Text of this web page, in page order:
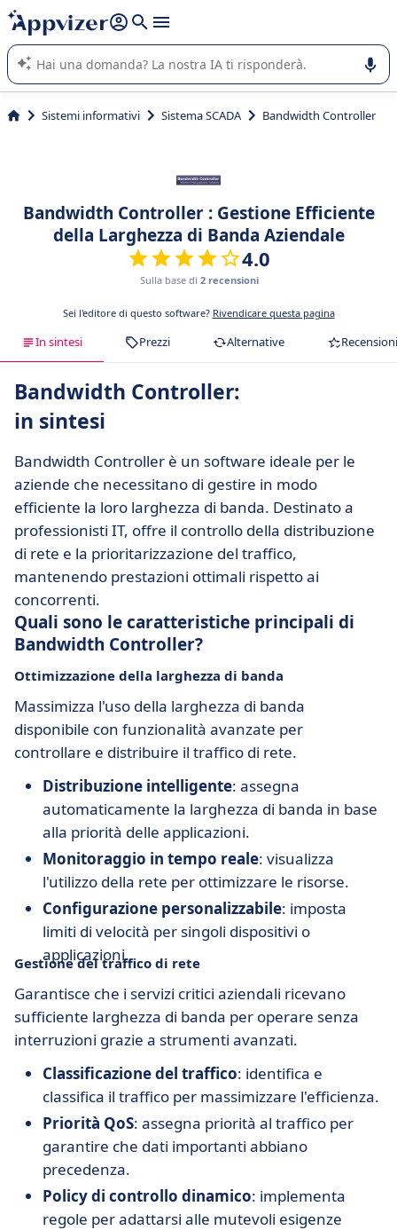
righe con
shift + enter
L'IA di Appvizer vi guida nell'utilizzo o nella scelta di un
software SaaS per la vostra azienda.
Sistemi informativi Sistema SCADA Bandwidth Controller
Bandwidth Controller : Gestione Efficiente
della Larghezza di Banda Aziendale
4.0
Sulla base di 2 recensioni
Sei l'editore di questo software? Rivendicare questa pagina
In sintesi Prezzi Alternative Recensioni
Bandwidth Controller:
in sintesi
Bandwidth Controller è un software ideale per le
aziende che necessitano di gestire in modo
efficiente la loro larghezza di banda. Destinato a
professionisti IT, offre il controllo della distribuzione
di rete e la prioritarizzazione del traffico,
mantenendo prestazioni ottimali rispetto ai
concorrenti.
Quali sono le caratteristiche principali di
Bandwidth Controller?
Ottimizzazione della larghezza di banda
Massimizza l'uso della larghezza di banda
disponibile con funzionalità avanzate per
controllare e distribuire il traffico di rete.
Distribuzione intelligente: assegna
automaticamente la larghezza di banda in base
alla priorità delle applicazioni.
Monitoraggio in tempo reale: visualizza
l'utilizzo della rete per ottimizzare le risorse.
Configurazione personalizzabile: imposta
limiti di velocità per singoli dispositivi o
applicazioni.
Gestione del traffico di rete
Garantisce che i servizi critici aziendali ricevano
sufficiente larghezza di banda per operare senza
interruzioni grazie a strumenti avanzati.
Classificazione del traffico: identifica e
classifica il traffico per massimizzare l'efficienza.
Priorità QoS: assegna priorità al traffico per
garantire che dati importanti abbiano
precedenza.
Policy di controllo dinamico: implementa
regole per adattarsi alle mutevoli esigenze